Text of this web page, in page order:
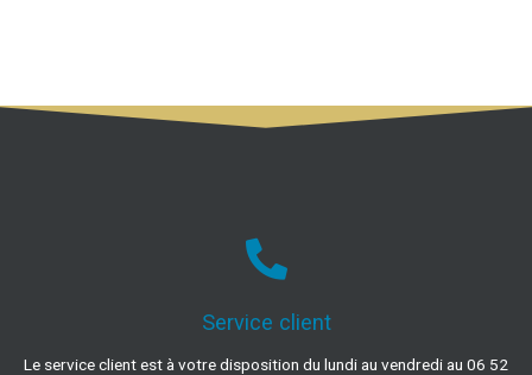
Service client
Le service client est à votre disposition du lundi au vendredi au 06 52